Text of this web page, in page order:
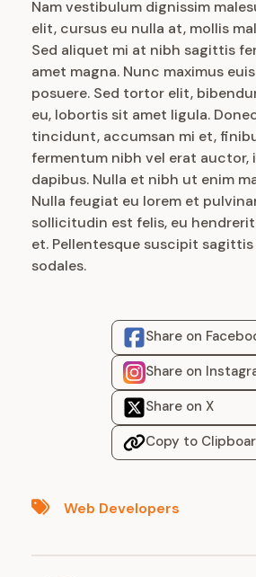
Nam vestibulum dignissim
elit, cursus eu nulla at, mollis
Sed aliquet mi at nibh sagittis
amet magna. Nunc maximus
posuere. Sed tortor elit,
eu, lobortis sit amet ligula.
tincidunt, accumsan mi et,
fermentum nibh vel erat auctor,
dapibus. Nulla et nibh ut enim
Nulla feugiat eu lorem et
sollicitudin est felis, eu
et. Pellentesque suscipit
sodales.
Share on
Share on
Share on X
Copy to
Web Developers